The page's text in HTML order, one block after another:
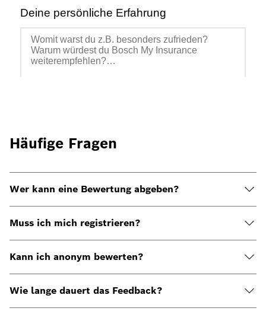
Häufige Fragen
Wer kann eine Bewertung abgeben?
Muss ich mich registrieren?
Kann ich anonym bewerten?
Wie lange dauert das Feedback?